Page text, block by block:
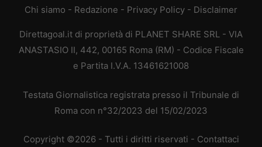
Chi siamo - Redazione - Privacy Policy - Disclaimer
Direttagoal.it di proprietà di PLANET SHARE SRL - VIA
ANASTASIO II, 442, 00165 Roma (RM) - Codice Fiscale
e Partita I.V.A. 13461621008
Testata Giornalistica registrata presso il Tribunale di
Roma con n°32/2023 del 15/02/2023
Copyright ©2026 - Tutti i diritti riservati - Contattaci